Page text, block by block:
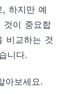
, 하지만 예
것이 중요합
비교하는 것
니다.
아보세요.